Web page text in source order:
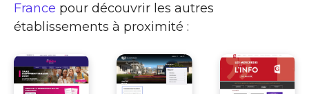
France pour découvrir les autres
établissements à proximité :